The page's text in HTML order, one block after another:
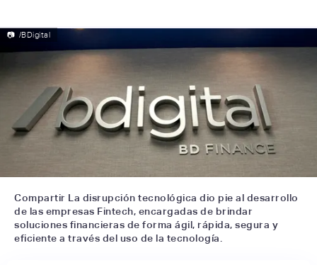
📷 /BDigital
Compartir La disrupción tecnológica dio pie al desarrollo
de las empresas Fintech, encargadas de brindar
soluciones financieras de forma ágil, rápida, segura y
eficiente a través del uso de la tecnología.